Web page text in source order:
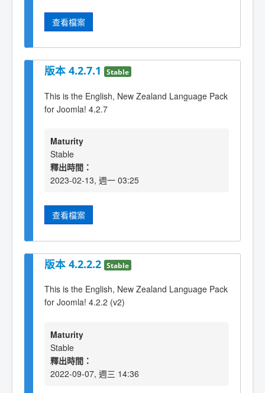
查看檔案
版本 4.2.7.1 Stable
This is the English, New Zealand Language Pack
for Joomla! 4.2.7
Maturity
Stable
釋出時間：
2023-02-13, 週一 03:25
查看檔案
版本 4.2.2.2 Stable
This is the English, New Zealand Language Pack
for Joomla! 4.2.2 (v2)
Maturity
Stable
釋出時間：
2022-09-07, 週三 14:36